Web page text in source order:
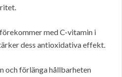
med C-vitamin i
dess antioxidativa effekt.
och förlänga hållbarheten